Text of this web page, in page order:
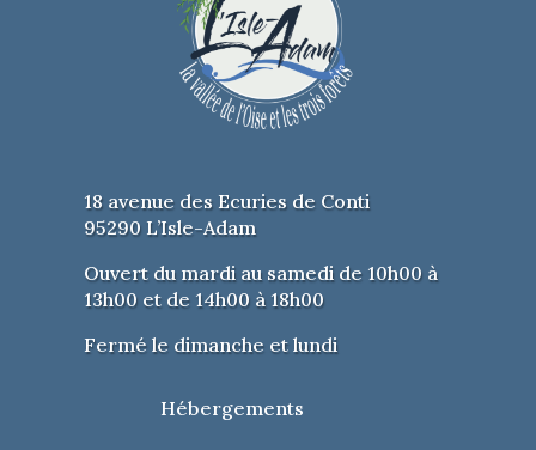
18 avenue des Ecuries de Conti
95290 L’Isle-Adam
Ouvert du mardi au samedi de 10h00 à
13h00 et de 14h00 à 18h00
Fermé le dimanche et lundi
Hébergements